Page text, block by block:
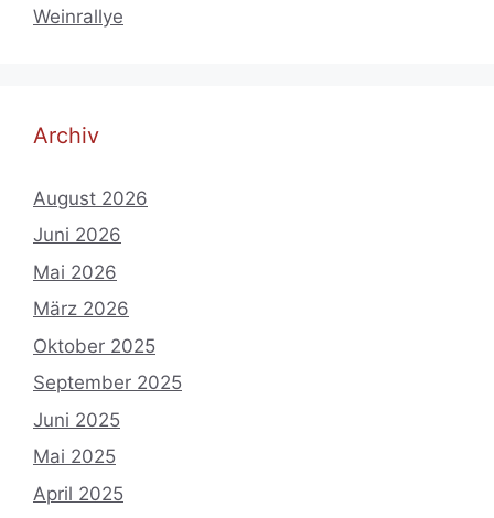
Weinrallye
Archiv
August 2026
Juni 2026
Mai 2026
März 2026
Oktober 2025
September 2025
Juni 2025
Mai 2025
April 2025